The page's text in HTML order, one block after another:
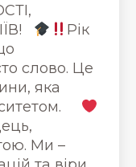
Рік
слово. Це
яка
Ми –